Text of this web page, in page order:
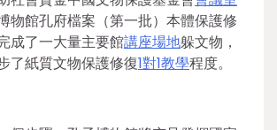
物館孔府檔案（第一批）本體保護修
成了一大量主要館講座場地躲文物，
了紙質文物保護修復1對1教學程度。